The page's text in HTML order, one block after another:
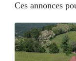
Ces annonces